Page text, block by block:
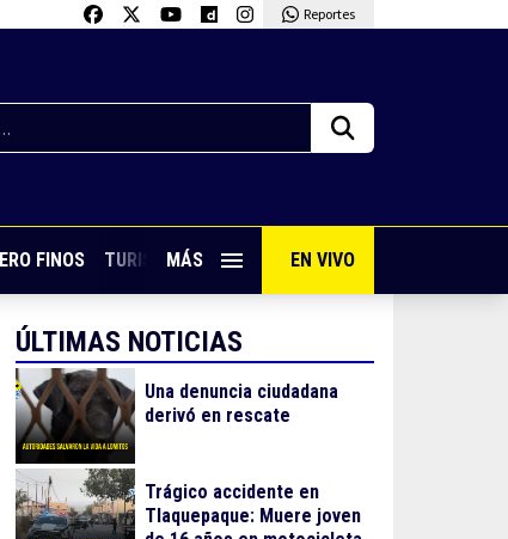
Reportes
FINOS TURISMO CON SABOR VIVE PUERTO VALLARTA
MÁS EN VIVO
ÚLTIMAS NOTICIAS
Una denuncia ciudadana
derivó en rescate
Trágico accidente en
Tlaquepaque: Muere joven